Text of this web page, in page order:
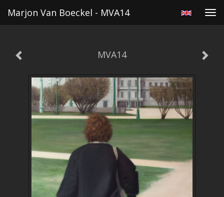
Marjon Van Boeckel - MVA14
MVA14